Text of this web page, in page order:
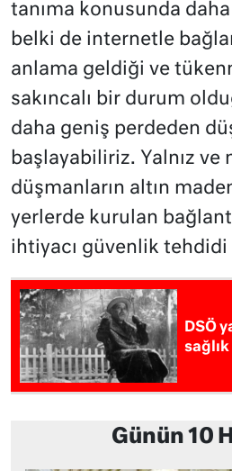
tanıma konusunda
belki de internetle
anlama geldiği ve
sakıncalı bir durum
daha geniş perdeden
başlayabiliriz. Yalnız ve
düşmanların altın
yerlerde kurulan
ihtiyacı güvenlik tehdidi
DSÖ
Günün 10